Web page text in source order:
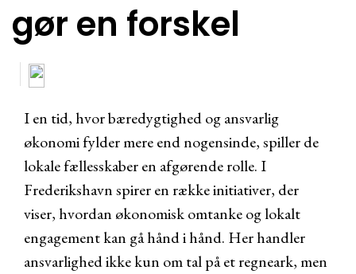
gør en forskel
I en tid, hvor bæredygtighed og ansvarlig
økonomi fylder mere end nogensinde, spiller de
lokale fællesskaber en afgørende rolle. I
Frederikshavn spirer en række initiativer, der
viser, hvordan økonomisk omtanke og lokalt
engagement kan gå hånd i hånd. Her handler
ansvarlighed ikke kun om tal på et regneark, men